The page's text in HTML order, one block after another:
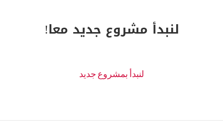
لنبدأ مشروع جديد معا!